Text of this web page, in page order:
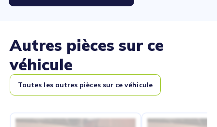
Autres pièces sur ce
véhicule
Toutes les autres pièces sur ce véhicule